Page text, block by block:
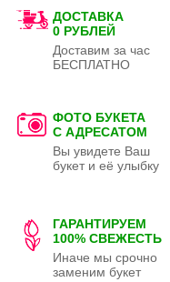
ДОСТАВКА
0 РУБЛЕЙ
Доставим за час
БЕСПЛАТНО
ФОТО БУКЕТА
С АДРЕСАТОМ
Вы увидете Ваш
букет и её улыбку
ГАРАНТИРУЕМ
100% СВЕЖЕСТЬ
Иначе мы срочно
заменим букет